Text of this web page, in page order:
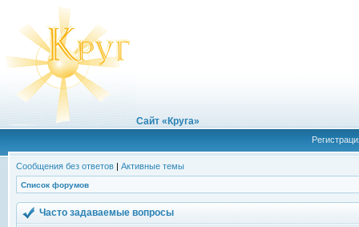
Сайт «Круга»
Сообщения без ответов | Активные темы
Список форумов
Часто задаваемые вопросы